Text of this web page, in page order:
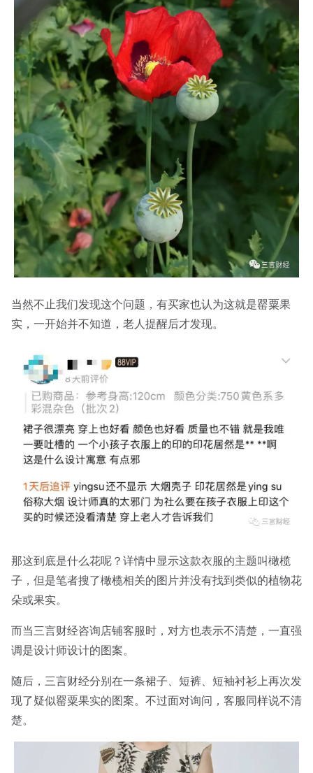
当然不止我们发现这个问题，有买家也认为这就是罂粟果
实，一开始并不知道，老人提醒后才发现。
那这到底是什么花呢？详情中显示这款衣服的主题叫橄榄
子，但是笔者搜了橄榄相关的图片并没有找到类似的植物花
朵或果实。
而当三言财经咨询店铺客服时，对方也表示不清楚，一直强
调是设计师设计的图案。
随后，三言财经分别在一条裙子、短裤、短袖衬衫上再次发
现了疑似罂粟果实的图案。不过面对询问，客服同样说不清
楚。